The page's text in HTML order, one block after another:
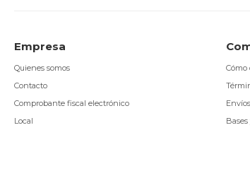
Empresa
Quienes somos
Contacto
Comprobante fiscal electrónico
Local
Cómo